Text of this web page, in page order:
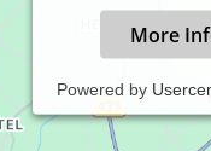
More
Powered by
Rahmen unserer
gestalten können.